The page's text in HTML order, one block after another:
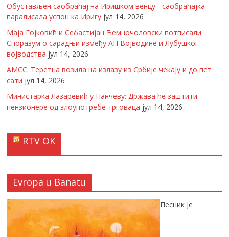
Обустављен саобраћај на Иришком венцу - саобраћајка
паралисала успон ка Иригу јул 14, 2026
Маја Гојковић и Себастијан Ћемночоловски потписали
Споразум о сарадњи између АП Војводине и Лубушког
војводства јул 14, 2026
АМСС: Теретна возила на излазу из Србије чекају и до пет
сати јул 14, 2026
Министарка Лазаревић у Панчеву: Држава ће заштити
пензионере од злоупотребе трговаца јул 14, 2026
RTV OK
Evropa u Banatu
Песник је